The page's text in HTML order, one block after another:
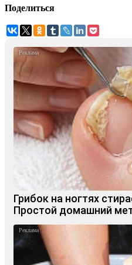
Поделиться
Грибок на ногтях
Простой домашний